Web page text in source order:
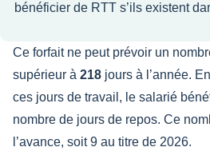
bénéficier de RTT s’ils existent
Ce forfait ne peut prévoir un
supérieur à 218 jours à l’année.
ces jours de travail, le salarié
nombre de jours de repos. Ce
l’avance, soit 9 au titre de 2026.